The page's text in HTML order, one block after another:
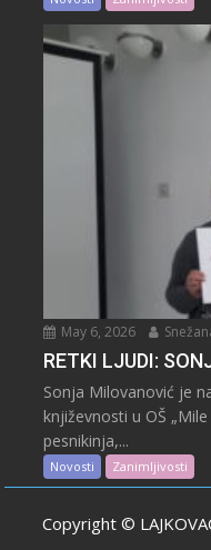
May 6, 2026
RETKI LJUDI:
Sonja Milovanović je
književnosti u OŠ
pesnikinja,...
Novosti Zanimljivosti
Copyright ©